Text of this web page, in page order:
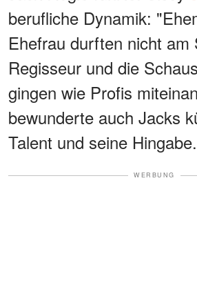
berufliche Dynamik:
Ehefrau durften nicht am
Regisseur und die
gingen wie Profis
bewunderte auch Jacks
Talent und seine Hingabe.
WERBUNG